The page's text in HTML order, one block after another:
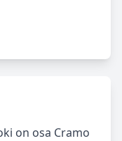
on osa Cramo